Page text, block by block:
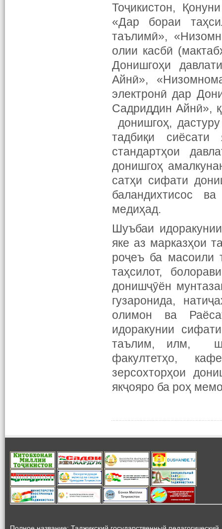
Тоҷикистон,
«Дар бораи
таълимӣ»,
олии касбӣ
Донишгоҳи
Айнӣ»,
электронӣ дар
Садриддин Айнӣ»,
донишгоҳ,
тадбиқи
стандартҳои
донишгоҳ
сатҳи сифати
баландихтисос
медиҳад.
Шуъбаи
яке аз марказҳои
роҷеъ ба масоили
таҳсилот,
донишҷӯён
гузаронида,
олимон ва
идоракунии
таълим, илм,
факултетҳо,
зерсохторҳои
якҷояро ба роҳ